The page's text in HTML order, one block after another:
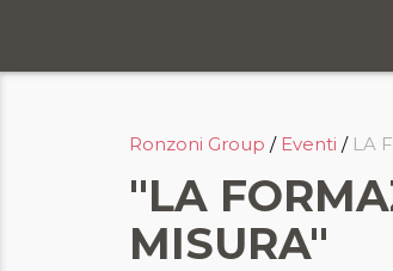
Formazione
Ronzoni Group / Eventi / LA
"LA
MISURA"